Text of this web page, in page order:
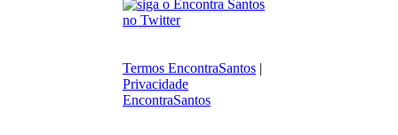
Termos EncontraSantos |
Privacidade
EncontraSantos